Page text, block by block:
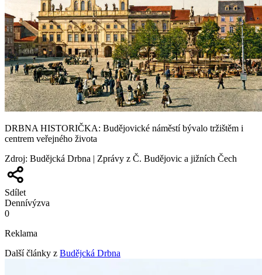
DRBNA HISTORIČKA: Budějovické náměstí bývalo tržištěm i
centrem veřejného života
Zdroj: Budějcká Drbna | Zprávy z Č. Budějovic a jižních Čech
Sdílet
Dennívýzva
0
Reklama
Další články z Budějcká Drbna